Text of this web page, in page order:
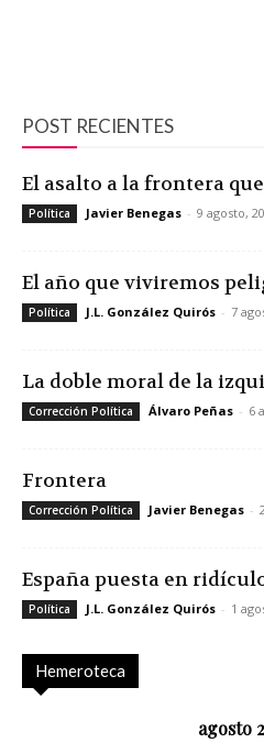
POST RECIENTES
El asalto a la frontera
Política Javier Benegas - 9 agosto,
El año que viviremos
Política J.L. González Quirós - 7
La doble moral de la
Corrección Política Álvaro Peñas - 6
Frontera
Corrección Política Javier Benegas -
España puesta en
Política J.L. González Quirós - 1
Hemeroteca
agosto